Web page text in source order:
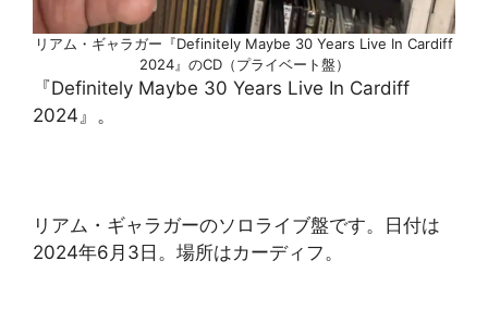
リアム・ギャラガー『Definitely Maybe 30 Years Live In Cardiff
2024』のCD（プライベート盤）
『Definitely Maybe 30 Years Live In Cardiff
2024』。
リアム・ギャラガーのソロライブ盤です。日付は
2024年6月3日。場所はカーディフ。